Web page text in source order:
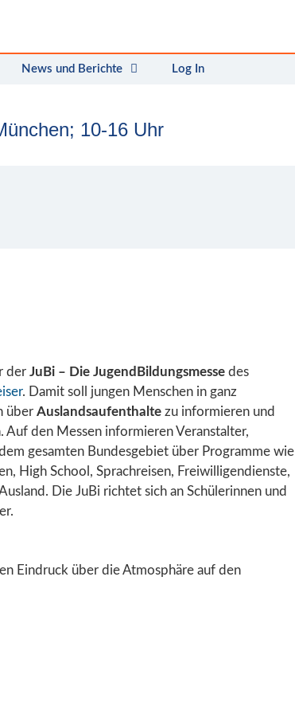
News und Berichte Log In
10-16 Uhr
der JuBi – Die JugendBildungsmesse des
. Damit soll jungen Menschen in ganz
über Auslandsaufenthalte zu informieren und
den Messen informieren Veranstalter,
gesamten Bundesgebiet über Programme wie
High School, Sprachreisen, Freiwilligendienste,
Die JuBi richtet sich an Schülerinnen und
Eindruck über die Atmosphäre auf den